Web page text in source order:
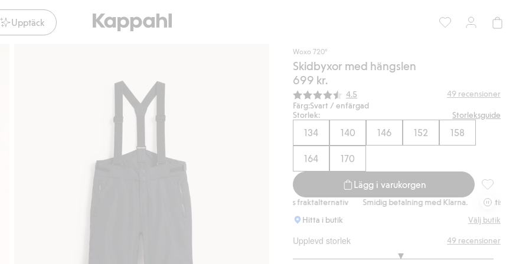
Upptäck
Woxo 720°
Skidbyxor med hängslen
699 kr.
Snittbetyg:
4.5 49 recensioner
Färg:Svart / enfärgad
Storlek:
Storleksguide
134 140 146 152 158
164 170
Lägg i varukorgen
Skidbyxor
Gratis fraktalternativ Smidig betalning med Klarna. Gratis fraktalternativ Smidig betalning med Klarna.
Gratis fraktalternativ
Hitta i butik
Välj butik
Upplevd storlek 49 recensioner